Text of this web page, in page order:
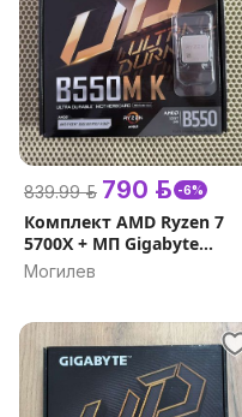
839.99 р. 790 р. -6%
Комплект AMD Ryzen 7
5700X + МП Gigabyte
B550M K
Могилев